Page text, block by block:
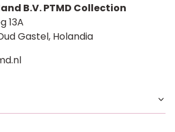
B.V. PTMD Collection
13A
Gastel, Holandia